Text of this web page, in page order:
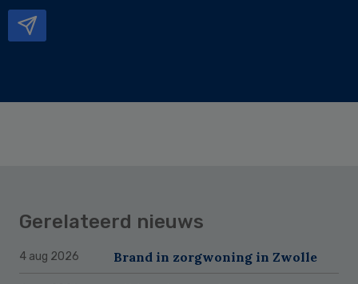
Gerelateerd nieuws
4 aug 2026 Brand in zorgwoning in Zwolle